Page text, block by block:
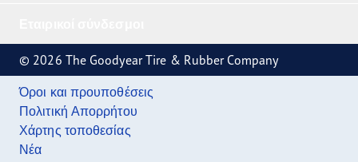
© 2026 The Goodyear Tire & Rubber Company
Όροι και προυποθέσεις
Πολιτική Απορρήτου
Χάρτης τοποθεσίας
Νέα